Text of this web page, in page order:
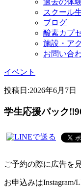
過去の体
スクール
ブログ
酸素カプ
施設・ア
お問い合
イベント
投稿日:2026年6月7日
学生応援パック
ご予約の際に広告を
お申込みはInstagram/